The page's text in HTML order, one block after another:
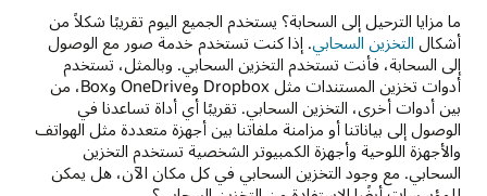
ما مزايا الترحيل إلى السحابة؟ يستخدم الجميع اليوم تقريبًا شكلاً من
أشكال التخزين السحابي. إذا كنت تستخدم خدمة صور مع الوصول
إلى السحابة، فأنت تستخدم التخزين السحابي. وبالمثل، تستخدم
أدوات تخزين المستندات مثل Dropbox وOneDrive وBox، من
بين أدوات أخرى، التخزين السحابي. تقريبًا أي أداة تساعدنا في
الوصول إلى بياناتنا أو مزامنة ملفاتنا بين أجهزة متعددة مثل الهواتف
والأجهزة اللوحية وأجهزة الكمبيوتر الشخصية تستخدم التخزين
السحابي. مع وجود التخزين السحابي في كل مكان الآن، هل يمكن